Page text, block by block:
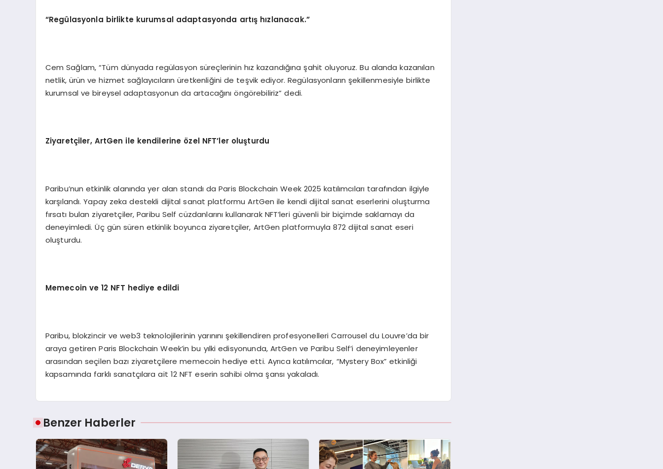
“Regülasyonla birlikte kurumsal adaptasyonda artış hızlanacak.”
Cem Sağlam, “Tüm dünyada regülasyon süreçlerinin hız kazandığına şahit oluyoruz. Bu alanda kazanılan
netlik, ürün ve hizmet sağlayıcıların üretkenliğini de teşvik ediyor. Regülasyonların şekillenmesiyle birlikte
kurumsal ve bireysel adaptasyonun da artacağını öngörebiliriz” dedi.
Ziyaretçiler, ArtGen ile kendilerine özel NFT’ler oluşturdu
Paribu’nun etkinlik alanında yer alan standı da Paris Blockchain Week 2025 katılımcıları tarafından ilgiyle
karşılandı. Yapay zeka destekli dijital sanat platformu ArtGen ile kendi dijital sanat eserlerini oluşturma
fırsatı bulan ziyaretçiler, Paribu Self cüzdanlarını kullanarak NFT’leri güvenli bir biçimde saklamayı da
deneyimledi. Üç gün süren etkinlik boyunca ziyaretçiler, ArtGen platformuyla 872 dijital sanat eseri
oluşturdu.
Memecoin ve 12 NFT hediye edildi
Paribu, blokzincir ve web3 teknolojilerinin yarınını şekillendiren profesyonelleri Carrousel du Louvre’da bir
araya getiren Paris Blockchain Week’in bu yılki edisyonunda, ArtGen ve Paribu Self’i deneyimleyenler
arasından seçilen bazı ziyaretçilere memecoin hediye etti. Ayrıca katılımcılar, “Mystery Box” etkinliği
kapsamında farklı sanatçılara ait 12 NFT eserin sahibi olma şansı yakaladı.
Benzer Haberler